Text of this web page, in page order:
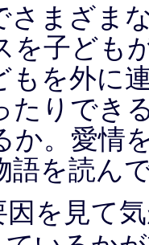
さまざま
を子ども
もを外に
たりでき
か。愛情
語を読ん
因を見て